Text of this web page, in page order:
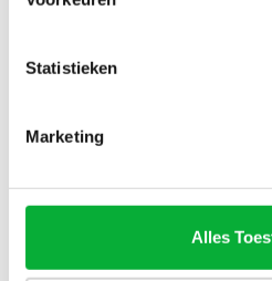
Statistieken
Marketing
Alles
GANT LICHTBLAUW WIT
SALE-16%